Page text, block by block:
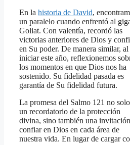
En la historia de David,
un paralelo cuando enfrentó al
Goliat. Con valentía, recordó las
victorias anteriores de Dios y
en Su poder. De manera similar, al
iniciar este año, reflexionemos
los momentos en que Dios nos ha
sostenido. Su fidelidad pasada es
garantía de Su fidelidad futura.
La promesa del Salmo 121 no
un recordatorio de la protección
divina, sino también una
confiar en Dios en cada área de
nuestra vida. En lugar de cargar